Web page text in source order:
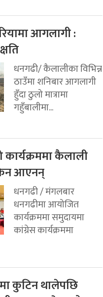
आगलागी :
धनगढी/ कैलालीका विभिन्न
ठाउँमा शनिबार आगलागी
हुँदा ठुलो मात्रामा
गहुँबालीमा...
कार्यक्रममा कैलाली
आएनन्
धनगढी / मंगलबार
धनगढीमा आयोजित
कार्यक्रममा समुदायमा
कांग्रेस कार्यक्रममा
कुटिन थालेपछि